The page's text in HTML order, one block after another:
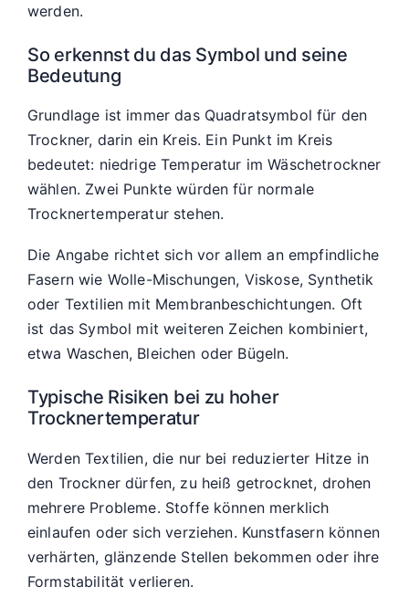
werden.
So erkennst du das Symbol und seine
Bedeutung
Grundlage ist immer das Quadratsymbol für den
Trockner, darin ein Kreis. Ein Punkt im Kreis
bedeutet: niedrige Temperatur im Wäschetrockner
wählen. Zwei Punkte würden für normale
Trocknertemperatur stehen.
Die Angabe richtet sich vor allem an empfindliche
Fasern wie Wolle-Mischungen, Viskose, Synthetik
oder Textilien mit Membranbeschichtungen. Oft
ist das Symbol mit weiteren Zeichen kombiniert,
etwa Waschen, Bleichen oder Bügeln.
Typische Risiken bei zu hoher
Trocknertemperatur
Werden Textilien, die nur bei reduzierter Hitze in
den Trockner dürfen, zu heiß getrocknet, drohen
mehrere Probleme. Stoffe können merklich
einlaufen oder sich verziehen. Kunstfasern können
verhärten, glänzende Stellen bekommen oder ihre
Formstabilität verlieren.